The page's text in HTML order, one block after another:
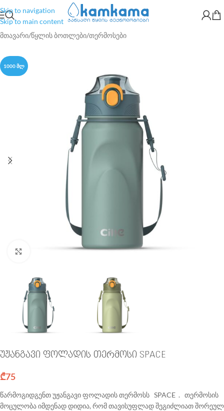
Skip to navigation
Skip to main content
მთავარი/წყლის ბოთლები/თერმოსები
1000 ᲛᲚ
Click to enlarge
უჟანგავი ფოლადის თერმოსი SPACE
₾75
წარმოგიდგენთ უჟანგავი ფოლადის თერმოსს SPACE . თერმოსის
მოცულობა იმდენად დიდია, რომ თავისუფლად შეგიძლიათ შორეულ